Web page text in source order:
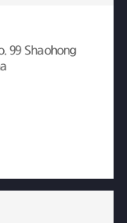
99 Shaohong